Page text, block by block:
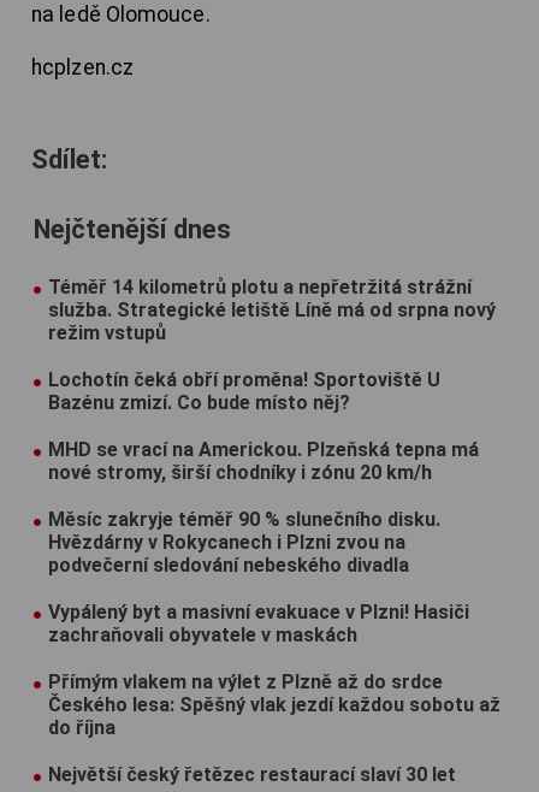
na ledě Olomouce.
hcplzen.cz
Sdílet:
Nejčtenější dnes
Téměř 14 kilometrů plotu a nepřetržitá strážní
služba. Strategické letiště Líně má od srpna nový
režim vstupů
Lochotín čeká obří proměna! Sportoviště U
Bazénu zmizí. Co bude místo něj?
MHD se vrací na Americkou. Plzeňská tepna má
nové stromy, širší chodníky i zónu 20 km/h
Měsíc zakryje téměř 90 % slunečního disku.
Hvězdárny v Rokycanech i Plzni zvou na
podvečerní sledování nebeského divadla
Vypálený byt a masivní evakuace v Plzni! Hasiči
zachraňovali obyvatele v maskách
Přímým vlakem na výlet z Plzně až do srdce
Českého lesa: Spěšný vlak jezdí každou sobotu až
do října
Největší český řetězec restaurací slaví 30 let